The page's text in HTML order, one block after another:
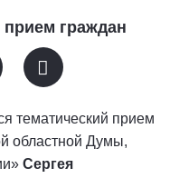
граждан
тематический прием
областной Думы,
Сергея